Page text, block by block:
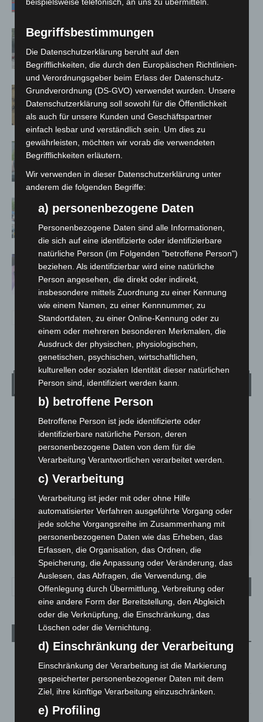
Gasleitung bei McDonald’s-Umbau in
Langenhagen beschädigt
Hannover Klassik Open Air 2026:
Französische Oper im Maschpark
Langenhagen: Autofahrer mit 3,17
Promille aus dem Verkehr gezogen
Blaulichtmeile Langenhagen 2026:
Polizei, Feuerwehr und Rettung
hautnah erleben
Polizei Langenhagen testet Aufnahme
von Anzeigen per Videochat
Wetter
LANGENHAGEN
Bedeckt
24.4°C 25.2
38% 4.9m/s 85%
DO.
25° 25° 26° 31° 35
Region Hannover: 21 neue Notfallsanitäter starten beim
Roten Kreuz
5. August 2026
Mann läuft mit Hockeyschläger über A7 – Polizei sucht
Zeugen
Begriffsbestimmungen
Die Datenschutzerklärung beruht auf den
Begrifflichkeiten, die durch den Europäischen Richtlinien-
und Verordnungsgeber beim Erlass der Datenschutz-
Grundverordnung (DS-GVO) verwendet wurden. Unsere
Datenschutzerklärung soll sowohl für die Öffentlichkeit
als auch für unsere Kunden und Geschäftspartner
einfach lesbar und verständlich sein. Um dies zu
gewährleisten, möchten wir vorab die verwendeten
Begrifflichkeiten erläutern.
Wir verwenden in dieser Datenschutzerklärung unter
anderem die folgenden Begriffe:
a) personenbezogene Daten
Personenbezogene Daten sind alle Informationen,
die sich auf eine identifizierte oder identifizierbare
natürliche Person (im Folgenden "betroffene Person")
beziehen. Als identifizierbar wird eine natürliche
Person angesehen, die direkt oder indirekt,
insbesondere mittels Zuordnung zu einer Kennung
wie einem Namen, zu einer Kennnummer, zu
Standortdaten, zu einer Online-Kennung oder zu
einem oder mehreren besonderen Merkmalen, die
Ausdruck der physischen, physiologischen,
genetischen, psychischen, wirtschaftlichen,
kulturellen oder sozialen Identität dieser natürlichen
Person sind, identifiziert werden kann.
b) betroffene Person
Betroffene Person ist jede identifizierte oder
identifizierbare natürliche Person, deren
personenbezogene Daten von dem für die
Verarbeitung Verantwortlichen verarbeitet werden.
c) Verarbeitung
Verarbeitung ist jeder mit oder ohne Hilfe
automatisierter Verfahren ausgeführte Vorgang oder
jede solche Vorgangsreihe im Zusammenhang mit
personenbezogenen Daten wie das Erheben, das
Erfassen, die Organisation, das Ordnen, die
Speicherung, die Anpassung oder Veränderung, das
Auslesen, das Abfragen, die Verwendung, die
Offenlegung durch Übermittlung, Verbreitung oder
eine andere Form der Bereitstellung, den Abgleich
oder die Verknüpfung, die Einschränkung, das
Löschen oder die Vernichtung.
d) Einschränkung der Verarbeitung
Einschränkung der Verarbeitung ist die Markierung
gespeicherter personenbezogener Daten mit dem
Ziel, ihre künftige Verarbeitung einzuschränken.
e) Profiling